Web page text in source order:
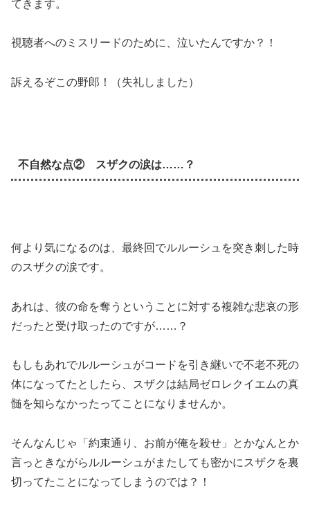
てきます。
視聴者へのミスリードのために、泣いたんですか？！
訴えるぞこの野郎！（失礼しました）
不自然な点② スザクの涙は……？
何より気になるのは、最終回でルルーシュを突き刺した時
のスザクの涙です。
あれは、彼の命を奪うということに対する複雑な悲哀の形
だったと受け取ったのですが……？
もしもあれでルルーシュがコードを引き継いで不老不死の
体になってたとしたら、スザクは結局ゼロレクイエムの真
髄を知らなかったってことになりませんか。
そんなんじゃ「約束通り、お前が俺を殺せ」とかなんとか
言っときながらルルーシュがまたしても密かにスザクを裏
切ってたことになってしまうのでは？！